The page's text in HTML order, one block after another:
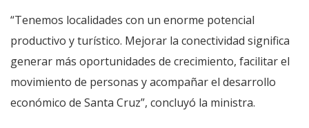
“Tenemos localidades con un enorme potencial
productivo y turístico. Mejorar la conectividad significa
generar más oportunidades de crecimiento, facilitar el
movimiento de personas y acompañar el desarrollo
económico de Santa Cruz”, concluyó la ministra.